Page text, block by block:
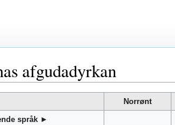
afgudadyrkan
Norrønt
språk ►